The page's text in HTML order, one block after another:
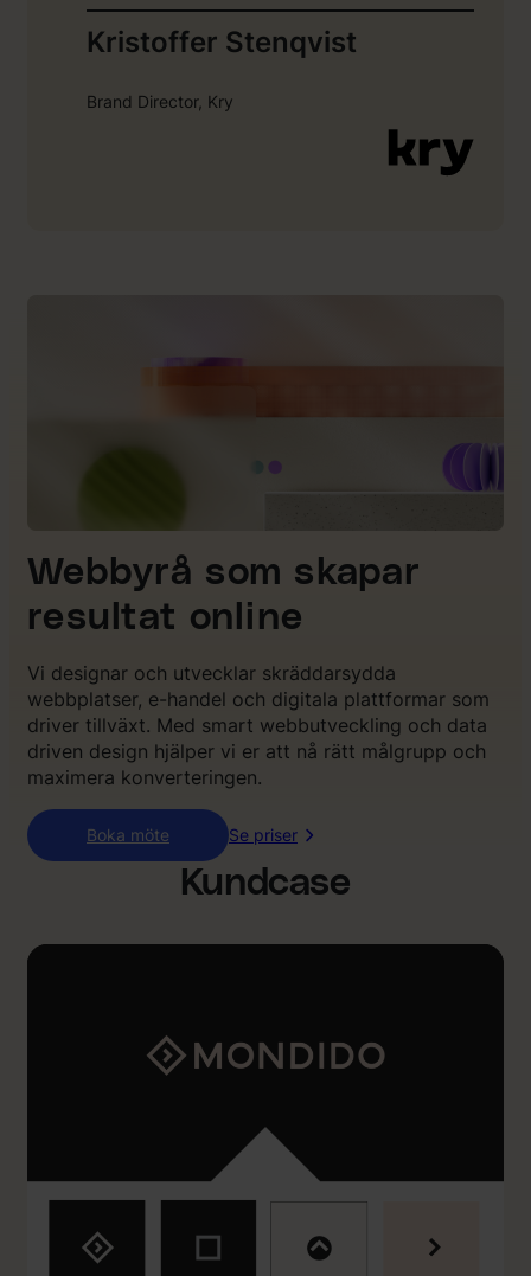
Kristoffer Stenqvist
Brand Director, Kry
Webbyrå som skapar
resultat online
Vi designar och utvecklar skräddarsydda
webbplatser, e-handel och digitala plattformar som
driver tillväxt. Med smart webbutveckling och data
driven design hjälper vi er att nå rätt målgrupp och
maximera konverteringen.
Boka möte Se priser
Kundcase